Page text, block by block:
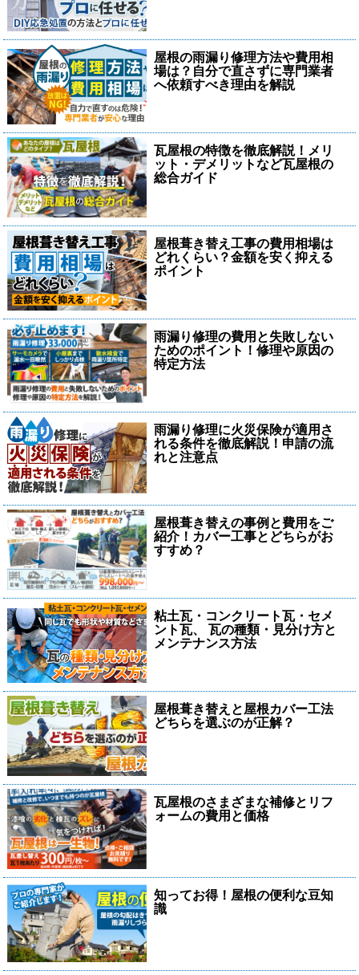
屋根の雨漏り修理方法や費用相
場は？自分で直さずに専門業者
へ依頼すべき理由を解説
瓦屋根の特徴を徹底解説！メリ
ット・デメリットなど瓦屋根の
総合ガイド
屋根葺き替え工事の費用相場は
どれくらい？金額を安く抑える
ポイント
雨漏り修理の費用と失敗しない
ためのポイント！修理や原因の
特定方法
雨漏り修理に火災保険が適用さ
れる条件を徹底解説！申請の流
れと注意点
屋根葺き替えの事例と費用をご
紹介！カバー工事とどちらがお
すすめ？
粘土瓦・コンクリート瓦・セメ
ント瓦、 瓦の種類・見分け方と
メンテナンス方法
屋根葺き替えと屋根カバー工法
どちらを選ぶのが正解？
瓦屋根のさまざまな補修とリフ
ォームの費用と価格
知ってお得！屋根の便利な豆知
識